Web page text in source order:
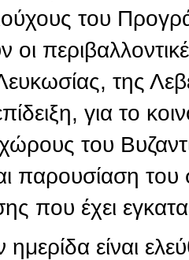
του
οι
της
για το
του
παρουσίαση του
που έχει
είναι